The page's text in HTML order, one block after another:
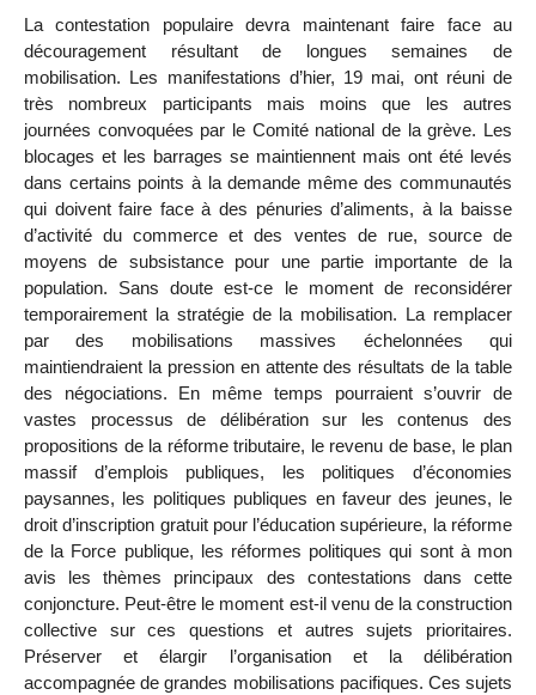
La contestation populaire devra maintenant faire face au
découragement résultant de longues semaines de
mobilisation. Les manifestations d’hier, 19 mai, ont réuni de
très nombreux participants mais moins que les autres
journées convoquées par le Comité national de la grève. Les
blocages et les barrages se maintiennent mais ont été levés
dans certains points à la demande même des communautés
qui doivent faire face à des pénuries d’aliments, à la baisse
d’activité du commerce et des ventes de rue, source de
moyens de subsistance pour une partie importante de la
population. Sans doute est-ce le moment de reconsidérer
temporairement la stratégie de la mobilisation. La remplacer
par des mobilisations massives échelonnées qui
maintiendraient la pression en attente des résultats de la table
des négociations. En même temps pourraient s’ouvrir de
vastes processus de délibération sur les contenus des
propositions de la réforme tributaire, le revenu de base, le plan
massif d’emplois publiques, les politiques d’économies
paysannes, les politiques publiques en faveur des jeunes, le
droit d’inscription gratuit pour l’éducation supérieure, la réforme
de la Force publique, les réformes politiques qui sont à mon
avis les thèmes principaux des contestations dans cette
conjoncture. Peut-être le moment est-il venu de la construction
collective sur ces questions et autres sujets prioritaires.
Préserver et élargir l’organisation et la délibération
accompagnée de grandes mobilisations pacifiques. Ces sujets